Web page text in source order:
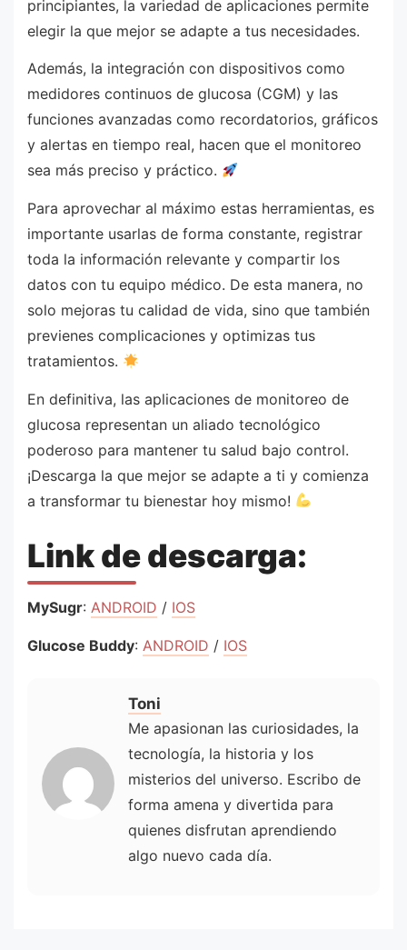
principiantes, la variedad de aplicaciones permite
elegir la que mejor se adapte a tus necesidades.
Además, la integración con dispositivos como
medidores continuos de glucosa (CGM) y las
funciones avanzadas como recordatorios, gráficos
y alertas en tiempo real, hacen que el monitoreo
sea más preciso y práctico.
Para aprovechar al máximo estas herramientas, es
importante usarlas de forma constante, registrar
toda la información relevante y compartir los
datos con tu equipo médico. De esta manera, no
solo mejoras tu calidad de vida, sino que también
previenes complicaciones y optimizas tus
tratamientos.
En definitiva, las aplicaciones de monitoreo de
glucosa representan un aliado tecnológico
poderoso para mantener tu salud bajo control.
¡Descarga la que mejor se adapte a ti y comienza
a transformar tu bienestar hoy mismo!
Link de descarga:
MySugr: ANDROID / IOS
Glucose Buddy: ANDROID / IOS
Toni
Me apasionan las curiosidades, la
tecnología, la historia y los
misterios del universo. Escribo de
forma amena y divertida para
quienes disfrutan aprendiendo
algo nuevo cada día.